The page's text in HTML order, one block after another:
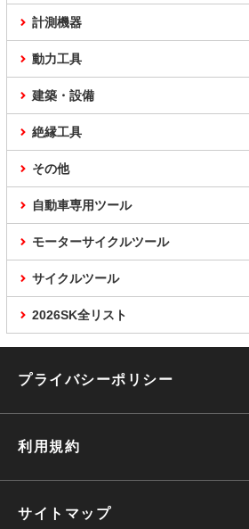
計測機器
動力工具
建築・設備
絶縁工具
その他
自動車専用ツール
モーターサイクルツール
サイクルツール
2026SK全リスト
プライバシーポリシー
利用規約
サイトマップ